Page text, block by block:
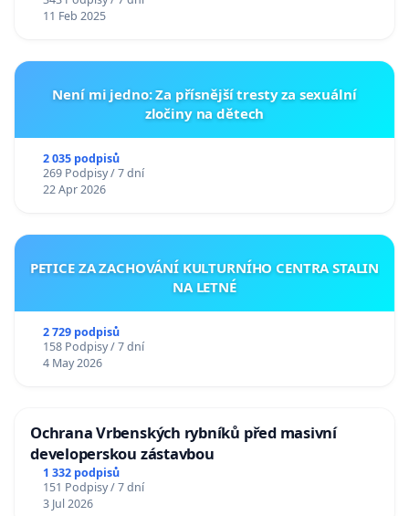
11 Feb 2025
Není mi jedno: Za přísnější tresty za sexuální
zločiny na dětech
2 035 podpisů
269 Podpisy / 7 dní
22 Apr 2026
PETICE ZA ZACHOVÁNÍ KULTURNÍHO CENTRA STALIN
NA LETNÉ
2 729 podpisů
158 Podpisy / 7 dní
4 May 2026
Ochrana Vrbenských rybníků před masivní
developerskou zástavbou
1 332 podpisů
151 Podpisy / 7 dní
3 Jul 2026